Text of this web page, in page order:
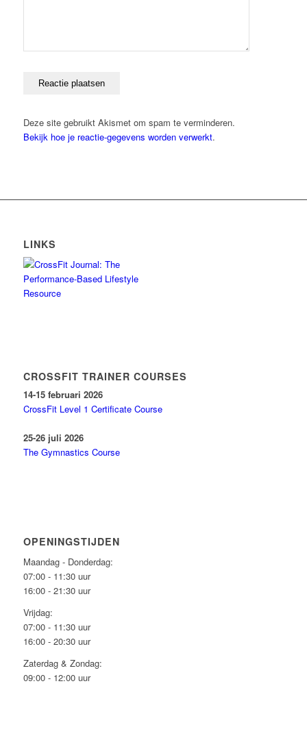
Deze site gebruikt Akismet om spam te verminderen.
Bekijk hoe je reactie-gegevens worden verwerkt.
LINKS
CROSSFIT TRAINER COURSES
14-15 februari 2026
CrossFit Level 1 Certificate Course
25-26 juli 2026
The Gymnastics Course
OPENINGSTIJDEN
Maandag - Donderdag:
07:00 - 11:30 uur
16:00 - 21:30 uur
Vrijdag:
07:00 - 11:30 uur
16:00 - 20:30 uur
Zaterdag & Zondag:
09:00 - 12:00 uur